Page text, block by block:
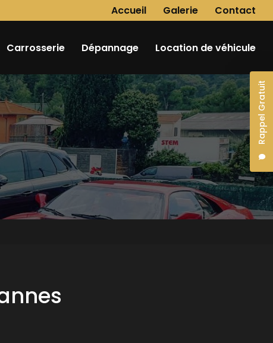
Navigation secondaire
Accueil Galerie Contact
Rappel Gratuit
Carrosserie Dépannage Location de véhicule